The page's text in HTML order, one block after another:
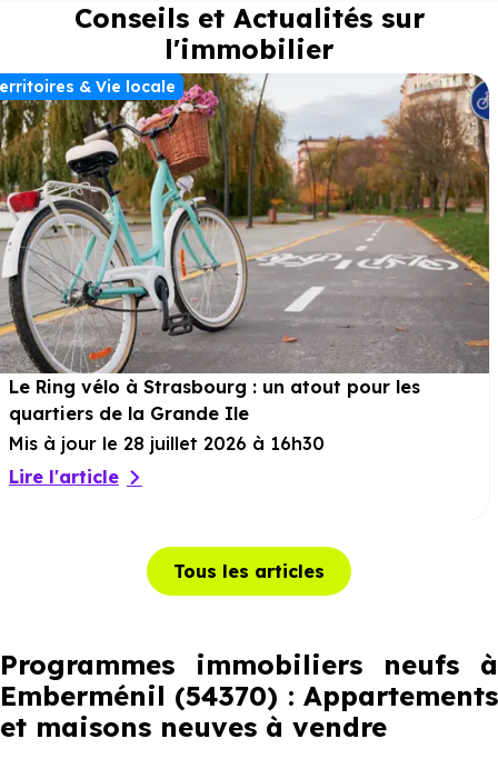
Conseils et Actualités sur
l'immobilier
& Vie locale
Le Ring vélo à Strasbourg : un atout pour les
quartiers de la Grande Ile
Mis à jour le 28 juillet 2026 à 16h30
Lire l'article
Tous les articles
Programmes immobiliers neufs à
Emberménil (54370) : Appartements
et maisons neuves à vendre